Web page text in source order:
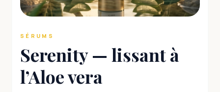
SÉRUMS
Serenity — lissant à
l’Aloe vera